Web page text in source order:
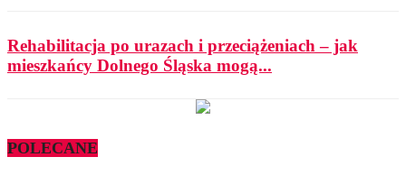
Rehabilitacja po urazach i przeciążeniach – jak
mieszkańcy Dolnego Śląska mogą...
POLECANE